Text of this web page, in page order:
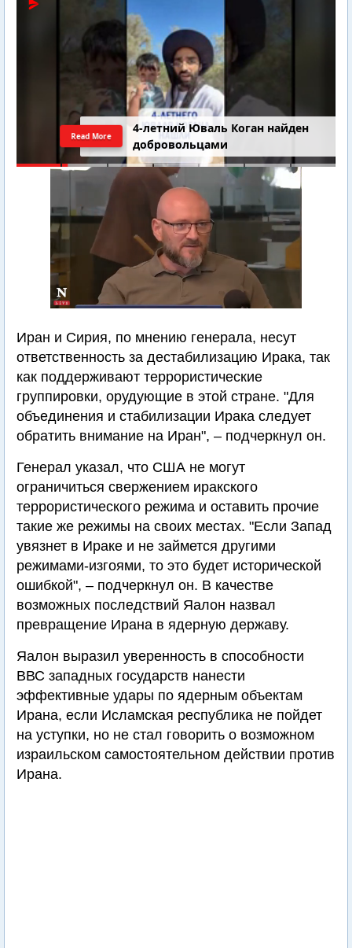
4-летний Юваль Коган найден
добровольцами
Read More
Иран и Сирия, по мнению генерала, несут
ответственность за дестабилизацию Ирака, так
как поддерживают террористические
группировки, орудующие в этой стране. "Для
объединения и стабилизации Ирака следует
обратить внимание на Иран", – подчеркнул он.
Генерал указал, что США не могут
ограничиться свержением иракского
террористического режима и оставить прочие
такие же режимы на своих местах. "Если Запад
увязнет в Ираке и не займется другими
режимами-изгоями, то это будет исторической
ошибкой", – подчеркнул он. В качестве
возможных последствий Яалон назвал
превращение Ирана в ядерную державу.
Яалон выразил уверенность в способности
ВВС западных государств нанести
эффективные удары по ядерным объектам
Ирана, если Исламская республика не пойдет
на уступки, но не стал говорить о возможном
израильском самостоятельном действии против
Ирана.